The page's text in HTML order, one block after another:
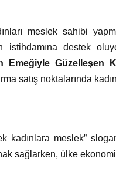
meslek sahibi
istihdamına destek
Emeğiyle Güzelleşen
satış noktalarında
kadınlara meslek”
sağlarken, ülke